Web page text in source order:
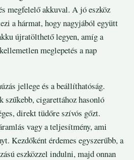
megfelelő akkuval. A jó eszköz
a hármat, hogy nagyjából együtt
újratölthető legyen, amíg a
meglepetés a nap
jellege és a beállíthatóság.
szűkebb, cigarettához hasonló
direkt tüdőre szívós gőzt.
vagy a teljesítmény, ami
Kezdőként érdemes egyszerűbb, a
eszközzel indulni, majd onnan